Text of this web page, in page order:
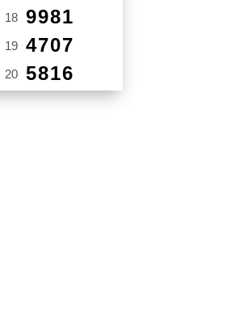
18 9981
19 4707
20 5816